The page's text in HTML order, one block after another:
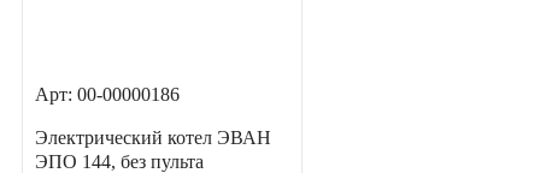
Арт: 00-00000186
Электрический котел ЭВАН
ЭПО 144, без пульта